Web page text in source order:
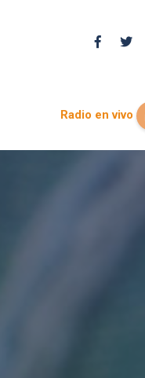
Radio en vivo